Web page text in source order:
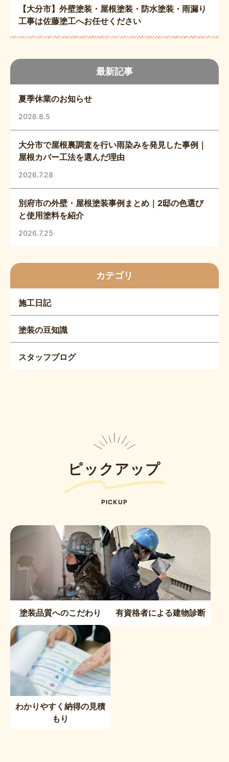
最新記事
夏季休業のお知らせ
2026.8.5
大分市で屋根裏調査を行い雨染みを発見した事例｜
屋根カバー工法を選んだ理由
2026.7.28
別府市の外壁・屋根塗装事例まとめ｜2邸の色選び
と使用塗料を紹介
2026.7.25
カテゴリ
施工日記
塗装の豆知識
スタッフブログ
【大分市】外壁塗装・屋根塗装・防水塗装・雨漏り
工事は佐藤塗工へお任せください
ピックアップ
PICKUP
塗装品質へのこだわり 有資格者による建物診断
わかりやすく納得の見積
もり